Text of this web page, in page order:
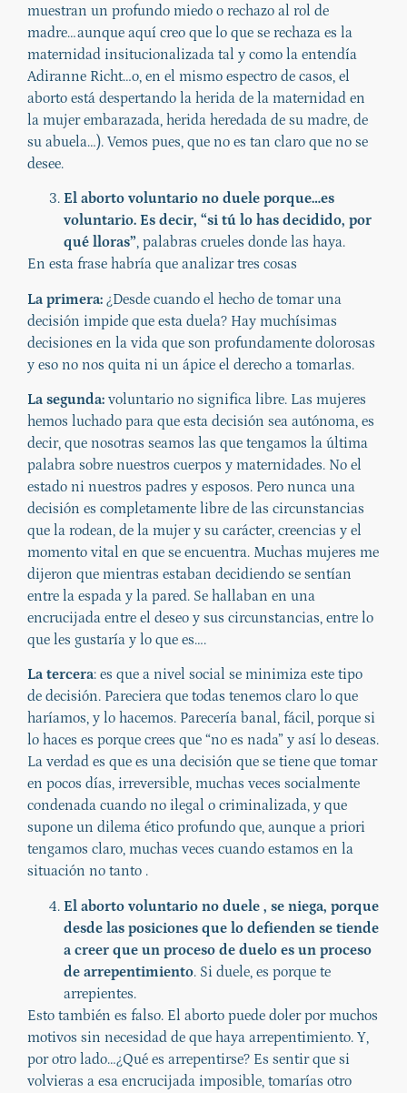
muestran un profundo miedo o rechazo al rol de
madre…aunque aquí creo que lo que se rechaza es la
maternidad insitucionalizada tal y como la entendía
Adiranne Richt…o, en el mismo espectro de casos, el
aborto está despertando la herida de la maternidad en
la mujer embarazada, herida heredada de su madre, de
su abuela…). Vemos pues, que no es tan claro que no se
desee.
El aborto voluntario no duele porque…es
voluntario. Es decir, “si tú lo has decidido, por
qué lloras”, palabras crueles donde las haya.
En esta frase habría que analizar tres cosas
La primera: ¿Desde cuando el hecho de tomar una
decisión impide que esta duela? Hay muchísimas
decisiones en la vida que son profundamente dolorosas
y eso no nos quita ni un ápice el derecho a tomarlas.
La segunda: voluntario no significa libre. Las mujeres
hemos luchado para que esta decisión sea autónoma, es
decir, que nosotras seamos las que tengamos la última
palabra sobre nuestros cuerpos y maternidades. No el
estado ni nuestros padres y esposos. Pero nunca una
decisión es completamente libre de las circunstancias
que la rodean, de la mujer y su carácter, creencias y el
momento vital en que se encuentra. Muchas mujeres me
dijeron que mientras estaban decidiendo se sentían
entre la espada y la pared. Se hallaban en una
encrucijada entre el deseo y sus circunstancias, entre lo
que les gustaría y lo que es….
La tercera: es que a nivel social se minimiza este tipo
de decisión. Pareciera que todas tenemos claro lo que
haríamos, y lo hacemos. Parecería banal, fácil, porque si
lo haces es porque crees que “no es nada” y así lo deseas.
La verdad es que es una decisión que se tiene que tomar
en pocos días, irreversible, muchas veces socialmente
condenada cuando no ilegal o criminalizada, y que
supone un dilema ético profundo que, aunque a priori
tengamos claro, muchas veces cuando estamos en la
situación no tanto .
El aborto voluntario no duele , se niega, porque
desde las posiciones que lo defienden se tiende
a creer que un proceso de duelo es un proceso
de arrepentimiento. Si duele, es porque te
arrepientes.
Esto también es falso. El aborto puede doler por muchos
motivos sin necesidad de que haya arrepentimiento. Y,
por otro lado…¿Qué es arrepentirse? Es sentir que si
volvieras a esa encrucijada imposible, tomarías otro